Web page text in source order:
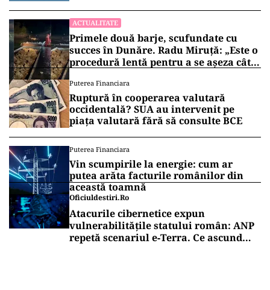
ACTUALITATE
Primele două barje, scufundate cu
succes în Dunăre. Radu Miruță: „Este o
procedură lentă pentru a se așeza cât
Puterea Financiara
Ruptură în cooperarea valutară
occidentală? SUA au intervenit pe
piața valutară fără să consulte BCE
Puterea Financiara
Vin scumpirile la energie: cum ar
putea arăta facturile românilor din
această toamnă
Oficiuldestiri.ro
Atacurile cibernetice expun
vulnerabilitățile statului român: ANP
repetă scenariul e‑Terra. Ce ascund